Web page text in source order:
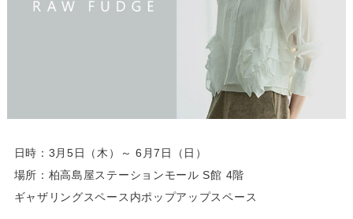
日時：3月5日（木）～ 6月7日（日）
場所：柏高島屋ステーションモール S館 4階
ギャザリングスペース内ポップアップスペース